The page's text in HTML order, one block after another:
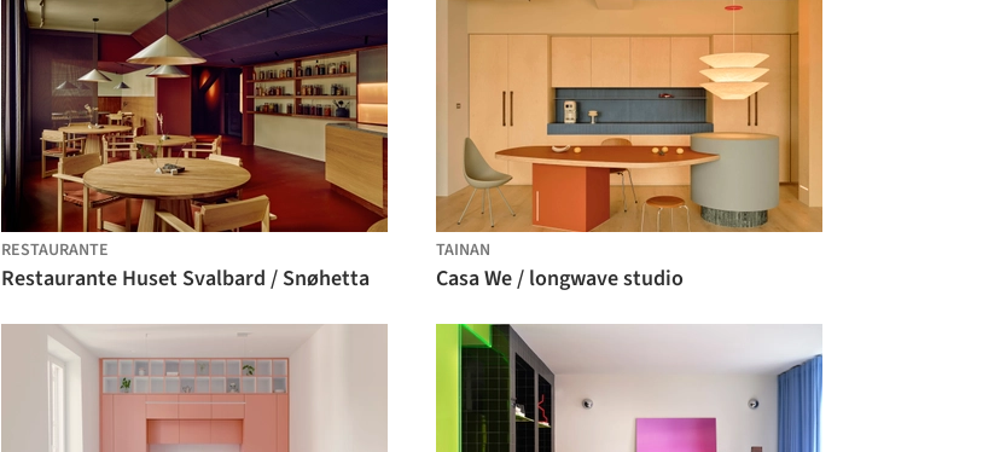
RESTAURANTE
Restaurante Huset Svalbard / Snøhetta
TAINAN
Casa We / longwave studio